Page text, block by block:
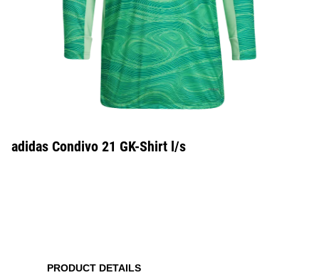
adidas Condivo 21 GK-Shirt l/s
PRODUCT DETAILS